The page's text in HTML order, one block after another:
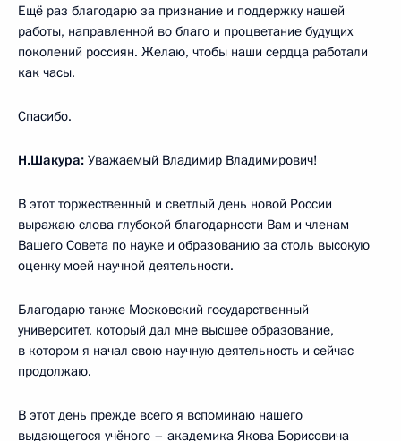
Ещё раз благодарю за признание и поддержку нашей
работы, направленной во благо и процветание будущих
поколений россиян. Желаю, чтобы наши сердца работали
как часы.
Спасибо.
Н.Шакура: Уважаемый Владимир Владимирович!
В этот торжественный и светлый день новой России
выражаю слова глубокой благодарности Вам и членам
Вашего Совета по науке и образованию за столь высокую
оценку моей научной деятельности.
Благодарю также Московский государственный
университет, который дал мне высшее образование,
в котором я начал свою научную деятельность и сейчас
продолжаю.
В этот день прежде всего я вспоминаю нашего
выдающегося учёного – академика Якова Борисовича